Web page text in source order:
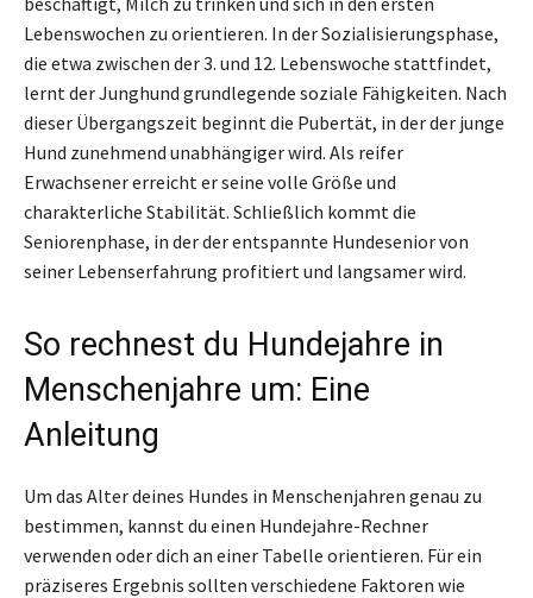
Lebenswochen zu orientieren. In der Sozialisierungsphase,
die etwa zwischen der 3. und 12. Lebenswoche stattfindet,
lernt der Junghund grundlegende soziale Fähigkeiten. Nach
dieser Übergangszeit beginnt die Pubertät, in der der junge
Hund zunehmend unabhängiger wird. Als reifer
Erwachsener erreicht er seine volle Größe und
charakterliche Stabilität. Schließlich kommt die
Seniorenphase, in der der entspannte Hundesenior von
seiner Lebenserfahrung profitiert und langsamer wird.
So rechnest du Hundejahre in
Menschenjahre um: Eine
Anleitung
Um das Alter deines Hundes in Menschenjahren genau zu
bestimmen, kannst du einen Hundejahre-Rechner
verwenden oder dich an einer Tabelle orientieren. Für ein
präziseres Ergebnis sollten verschiedene Faktoren wie